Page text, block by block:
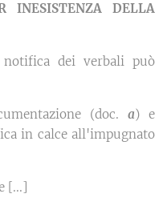
INESISTENZA DELLA
dei verbali può
(doc. a) e
in calce all'impugnato
[...]